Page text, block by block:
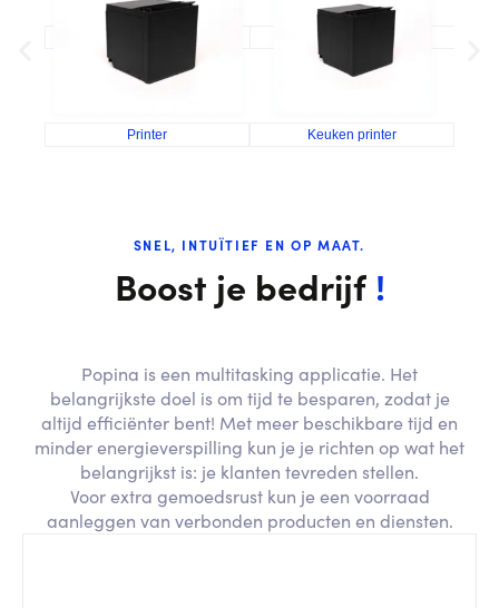
Printer Keuken printer
SNEL, INTUÏTIEF EN OP MAAT.
Boost je bedrijf !
Popina is een multitasking applicatie. Het
belangrijkste doel is om tijd te besparen, zodat je
altijd efficiënter bent! Met meer beschikbare tijd en
minder energieverspilling kun je je richten op wat het
belangrijkst is: je klanten tevreden stellen.
Voor extra gemoedsrust kun je een voorraad
aanleggen van verbonden producten en diensten.